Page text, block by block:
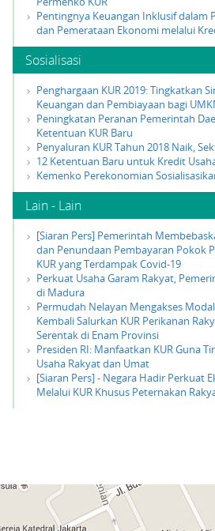
Pentingnya Keuangan Inklusif dalam
dan Pemerataan Ekonomi melalui
Sosialisasi
Penghargaan KUR 2019: Tingkatkan
Keuangan dan Pembiayaan bagi
Peningkatan Peranan Pemerintah
Ketentuan KUR Baru
Penyaluran KUR Tahun 2018 Naik,
12 Ketentuan Baru untuk Kredit
Kemenko Perekonomian
Lain - Lain
[Siaran Pers] Pemerintah
dan Penundaan Pembayaran Pokok
KUR yang Terdampak Covid-19
Perkuat Usaha Garam Rakyat,
di Madura
Permudah Nelayan Mengakses
Kembali Salurkan KUR Perikanan
Serentak di Enam Provinsi
Presiden RI: Manfaatkan KUR Guna
Usaha Rakyat dan Umat
[Siaran Pers] - Negara Hadir Perkuat
Melalui KUR Khusus Peternakan